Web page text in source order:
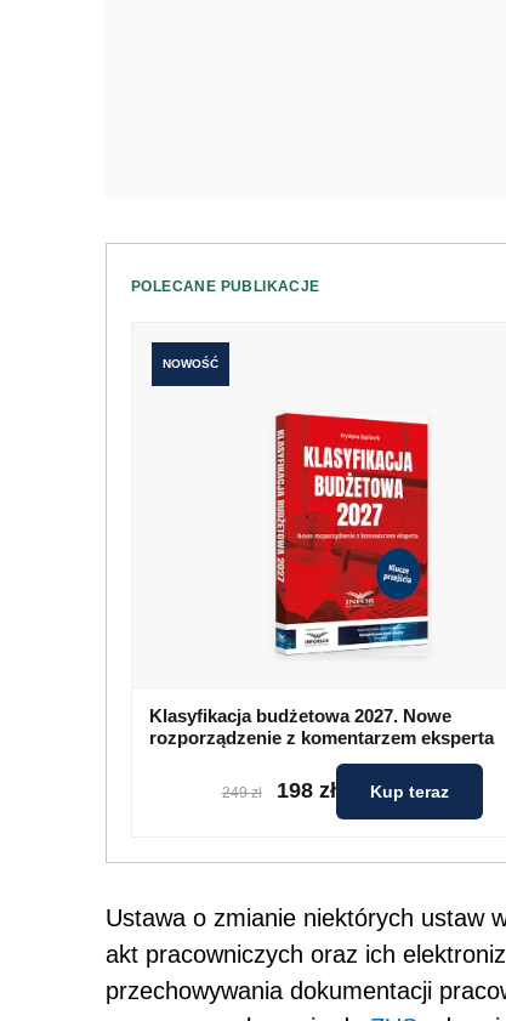
POLECANE PUBLIKACJE
NOWOŚĆ
Klasyfikacja budżetowa 2027. Nowe
rozporządzenie z komentarzem eksperta
249 zł 198 zł Kup teraz
Ustawa o zmianie niektórych ustaw
akt pracowniczych oraz ich
przechowywania dokumentacji